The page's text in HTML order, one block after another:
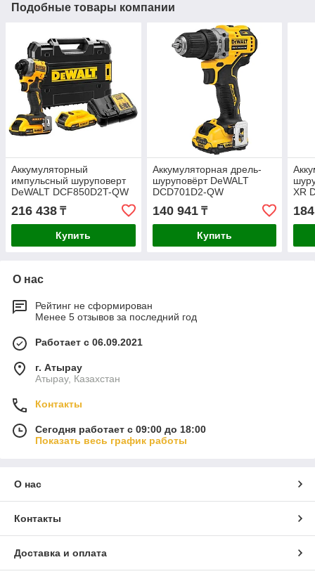
Подобные товары компании
Аккумуляторный
импульсный шуруповерт
DeWALT DCF850D2T-QW
216 438 ₸
Купить
Аккумуляторная дрель-
шуруповёрт DeWALT
DCD701D2-QW
140 941₸
Купить
XR
О нас
Рейтинг не сформирован
Менее 5 отзывов за последний год
Работает с 06.09.2021
г. Атырау
Атырау, Казахстан
Контакты
Сегодня работает с 09:00 до 18:00
Показать весь график работы
О нас
Контакты
Доставка и оплата